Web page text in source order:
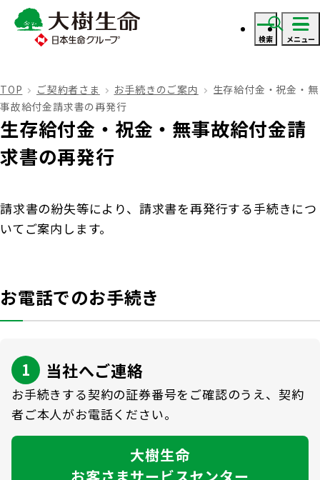
検索 メニュー
資料・見積り請求
ご契約者さま
ご契約者さま トップ
保険金・給付金のお支払いについて
契約内容の確認・変更
書類の再発行
満期保険金などのご請求
資金の引出し
保険料の払込み・貸付金のご返済
マイナンバーカードによるお手続き
保険をご検討のお客さま
商品を選ぶ
探してみよう！あなたにぴったりな保険
生命保険商品一覧
損害保険商品
生命保険について知る
法人のお客さま トップ
各都道府県中小企業団体中央会の会員の
皆さま
福利厚生制度関連
福利厚生制度等
知る・楽しむ トップ
お金について知る
大樹生命について
大樹生命について トップ
よくある質問 お問合せ
TOP ご契約者さま お手続きのご案内
生存給付金・祝金・無
事故給付金請求書の再発行
生存給付金・祝金・無事故給付金請
求書の再発行
請求書の紛失等により、請求書を再発行する手続きにつ
いてご案内します。
お電話でのお手続き
当社へご連絡
お手続きする契約の証券番号をご確認のうえ、契約
者ご本人がお電話ください。
大樹生命